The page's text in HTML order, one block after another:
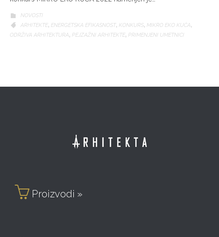
 CATEGORY
NOVOSTI

CATEGORY
ARHITEKTE, ENERGETSKA EFIKASNOST, KONKURS, MIKRO EKO KUĆA,
ODRŽIVA ARHITEKTURA, PEJZAŽNI ARHITEKTE, PRIMENJENI UMETNICI
 Proizvodi »